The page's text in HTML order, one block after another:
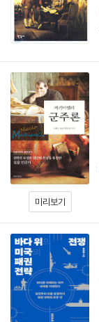
미리보기